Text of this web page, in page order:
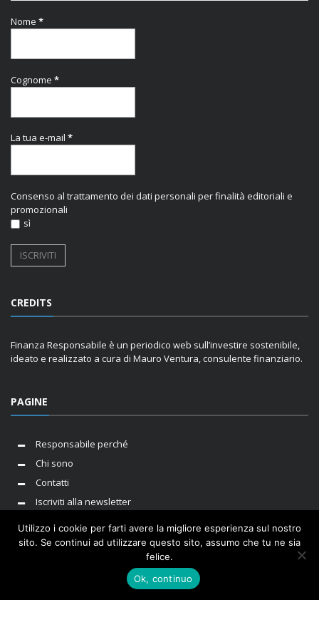
Nome *
Cognome *
La tua e-mail *
Consenso al trattamento dei dati personali per finalità editoriali e
promozionali
sì
CREDITS
Finanza Responsabile è un periodico web sull’investire sostenibile,
ideato e realizzato a cura di Mauro Ventura, consulente finanziario.
PAGINE
Responsabile perché
Chi sono
Contatti
Iscriviti alla newsletter
Sito a cura di Mauro Ventura. P.IVA 10781440010 |
Cookie Policy
Utilizzo i cookie per farti avere la migliore esperienza sul nostro
sito. Se continui ad utilizzare questo sito, assumo che tu ne sia
felice.
Ok, continuo
I cookie ci aiutano ad erogare servizi di qualità. Utilizzando i
nostri servizi, l'utente accetta le nostre modalità d'uso dei
cookie.
OK